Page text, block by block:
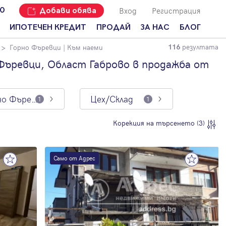
Добави обява Вход Регистрация
ИПОТЕЧЕН КРЕДИТ ПРОДАЙ
Добави
имот с
Адрес?
ЗА НАС
Наши офиси
Кариери
Кои сме ние?
Мениджмънт
Address Run
Франчайз
Често
задавани
въпроси
БЛОГ
За продавачи
За купувачи
Ипотечно
наемодатели
наематели
Анализ на
пазара
Новини
Горно Фъревци | Към наеми 116 резултата
Област Габрово в продажба от
Горно Фъревци1 Цех/Склад 1
Корекция на търсенето (3)
Само от Адрес